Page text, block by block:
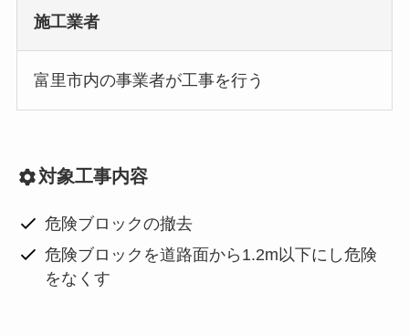
施工業者
富里市内の事業者が工事を行う
対象工事内容
危険ブロックの撤去
危険ブロックを道路面から1.2m以下にし危険
をなくす